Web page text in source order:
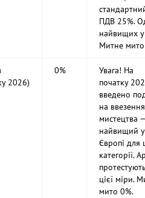
ПДВ 25%.
найвищих
Митне
2026)
0%
Увага! На
початку
введено
на ввезення
мистецтва
найвищий у
Європі для
категорії.
цієї міри.
мито 0%.